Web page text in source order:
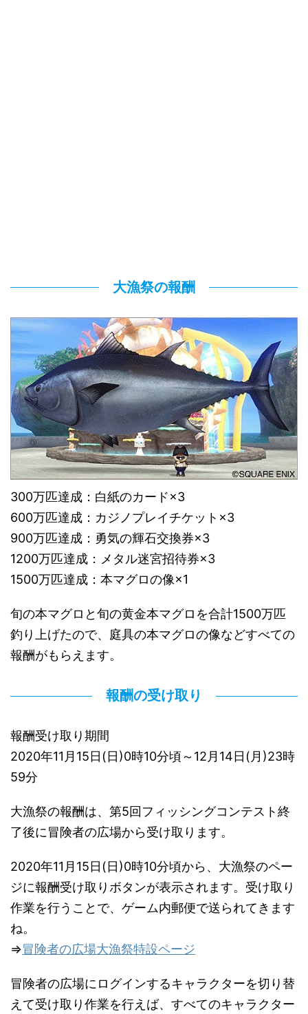
大漁祭の報酬
300万匹達成：白紙のカード×3
600万匹達成：カジノプレイチケット×3
900万匹達成：勇気の輝石交換券×3
1200万匹達成：メタル迷宮招待券×3
1500万匹達成：本マグロの像×1
旬の本マグロと旬の黄金本マグロを合計1500万匹
釣り上げたので、庭具の本マグロの像などすべての
報酬がもらえます。
報酬の受け取り
報酬受け取り期間
2020年11月15日(日)0時10分頃～12月14日(月)23時
59分
大漁祭の報酬は、第5回フィッシングコンテスト終
了後に冒険者の広場から受け取ります。
2020年11月15日(日)0時10分頃から、大漁祭のペー
ジに報酬受け取りボタンが表示されます。受け取り
作業を行うことで、ゲーム内郵便で送られてきます
ね。
⇒冒険者の広場大漁祭特設ページ
冒険者の広場にログインするキャラクターを切り替
えて受け取り作業を行えば、すべてのキャラクター